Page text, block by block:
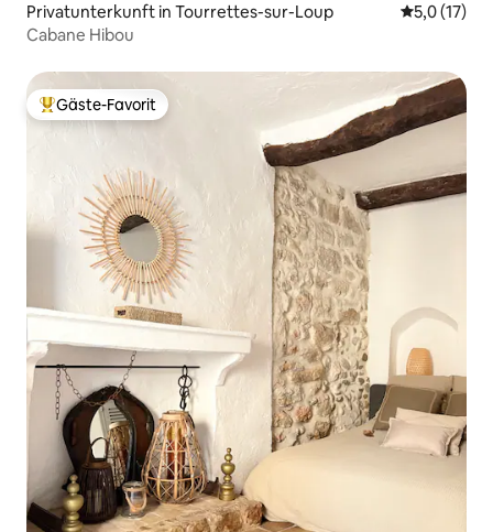
Privatunterkunft in Tourrettes-sur-Loup
5,0 (17)
Cabane Hibou
Beliebter Gäste-Favorit.
Gäste-Favorit